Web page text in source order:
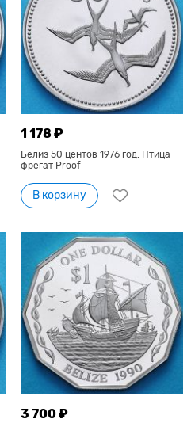
1 178 ₽
Белиз 50 центов 1976 год. Птица
фрегат Proof
В корзину
3 700 ₽